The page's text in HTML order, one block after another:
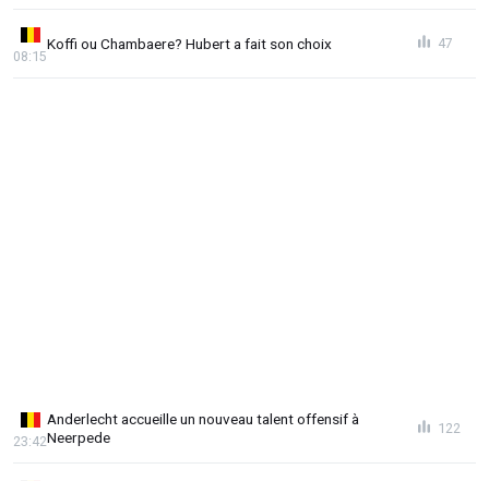
Koffi ou Chambaere? Hubert a fait son choix
08:15
47
Anderlecht accueille un nouveau talent offensif à
Neerpede
23:42
122